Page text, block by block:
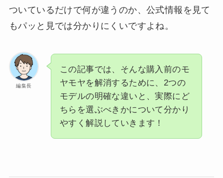
ついているだけで何が違うのか、公式情報を見て
もパッと見では分かりにくいですよね。
編集長
この記事では、そんな購入前のモ
ヤモヤを解消するために、2つの
モデルの明確な違いと、実際にど
ちらを選ぶべきかについて分かり
やすく解説していきます！